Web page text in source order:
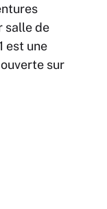
salle de
est une
sur